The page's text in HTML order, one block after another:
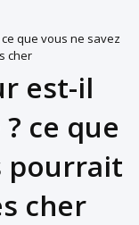
que vous ne savez
cher
est-il
ce que
pourrait
cher